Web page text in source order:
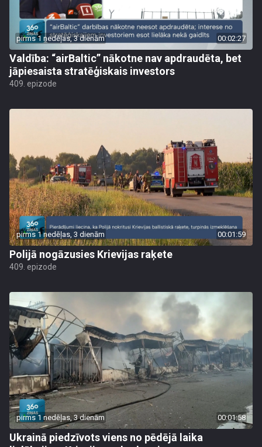
pirms 1 nedēļas, 3 dienām 00:02:27
Valdība: “airBaltic” nākotne nav apdraudēta, bet
jāpiesaista stratēģiskais investors
409. epizode
pirms 1 nedēļas, 3 dienām 00:01:59
Polijā nogāzusies Krievijas raķete
409. epizode
pirms 1 nedēļas, 3 dienām 00:01:58
Ukrainā piedzīvots viens no pēdējā laika